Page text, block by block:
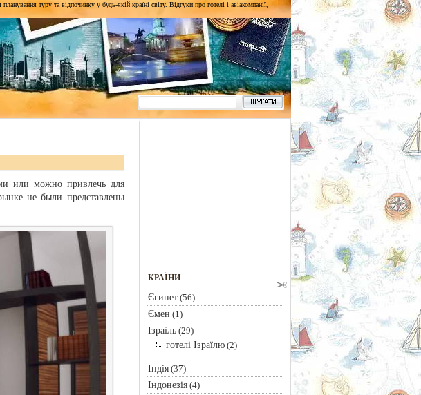
туру та відпочинку у будь-якій країні світу. Відгуки про готелі і авіакомпанії,
или можно привлечь для
не были представлены
КРАЇНИ
Єгипет(56)
Ємен (1)
Ізраїль(29)
готелі Ізраїлю(2)
Індія(37)
Індонезія(4)